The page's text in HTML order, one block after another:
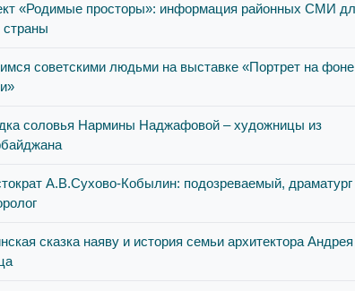
«Родимые просторы»: информация районных СМИ
страны
советскими людьми на выставке «Портрет на фоне
соловья Нармины Наджафовой – художницы из
А.В.Сухово-Кобылин: подозреваемый, драматург
сказка наяву и история семьи архитектора Андрея